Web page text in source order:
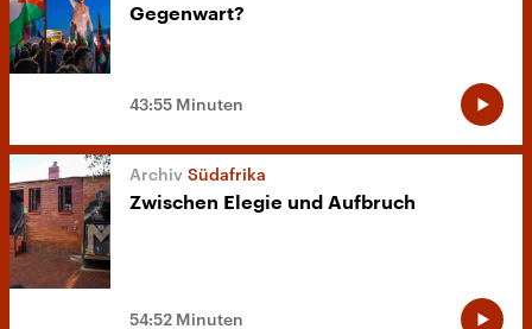
Gegenwart?
43:55 Minuten
Südafrika
Zwischen Elegie und Aufbruch
54:52 Minuten